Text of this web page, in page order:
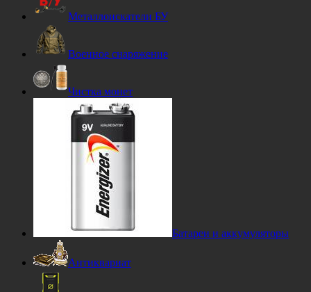
Металлоискатели БУ
Военное снаряжение
Чистка монет
Батареи и аккумуляторы
Антиквариат